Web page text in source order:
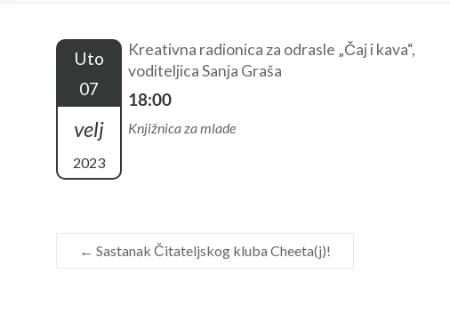
Uto
07
velj
2023
Kreativna radionica za odrasle „Čaj i kava“,
voditeljica Sanja Graša
18:00
Knjižnica za mlade
← Sastanak Čitateljskog kluba Cheeta(j)!